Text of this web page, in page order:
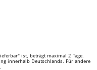
ist, beträgt maximal 2 Tage.
innerhalb Deutschlands. Für andere